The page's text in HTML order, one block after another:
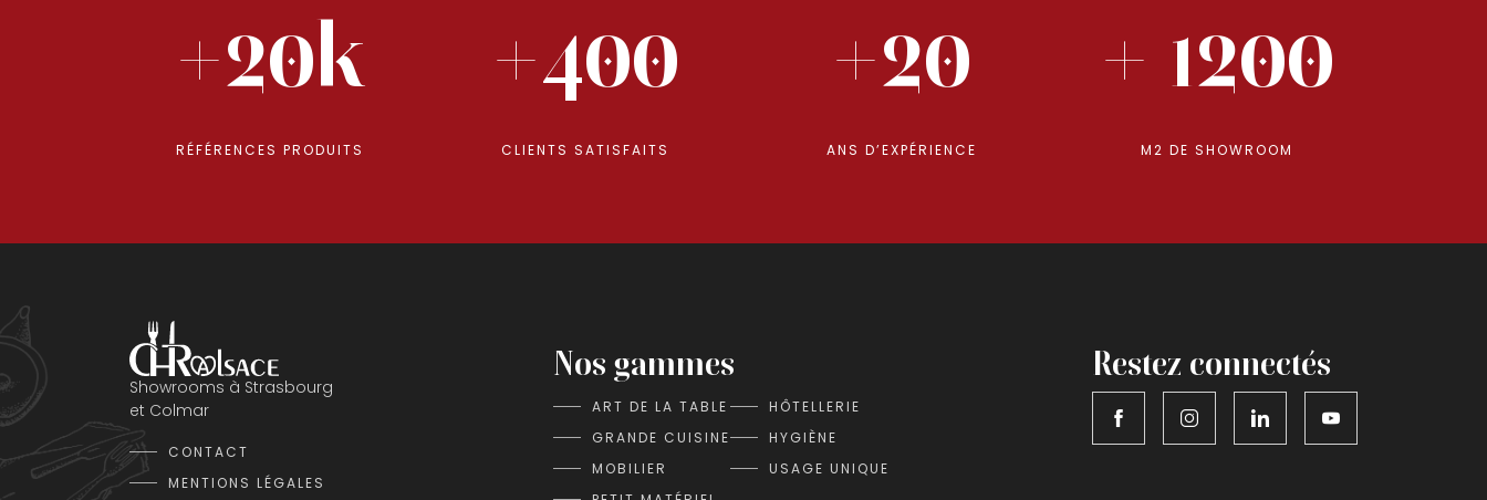
+20k
RÉFÉRENCES PRODUITS
+400
CLIENTS SATISFAITS
+20
ANS D’EXPÉRIENCE
+ 1200
M2 DE SHOWROOM
Showrooms à Strasbourg
et Colmar
CONTACT
MENTIONS LÉGALES
Nos gammes
ART DE LA TABLE
GRANDE CUISINE
MOBILIER
HÔTELLERIE
HYGIÈNE
USAGE UNIQUE
Restez connectés